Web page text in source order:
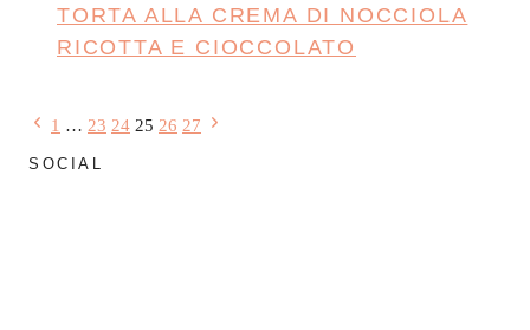
TORTA ALLA CREMA DI NOCCIOLA
RICOTTA E CIOCCOLATO
Navigazione
pagina
Pagina
Precedente
1 … 23 24 25 26 27
Pagina
SOCIAL